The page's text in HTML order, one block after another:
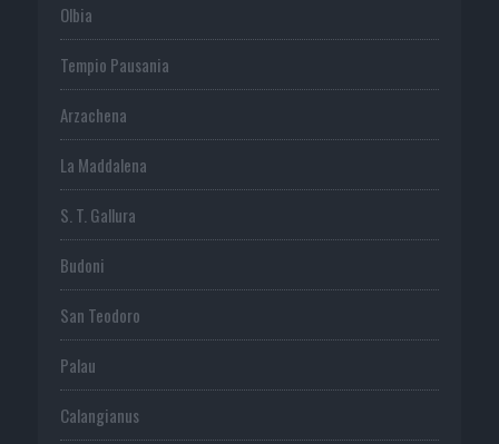
Olbia
Tempio Pausania
Arzachena
La Maddalena
S. T. Gallura
Budoni
San Teodoro
Palau
Calangianus